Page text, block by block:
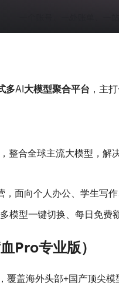
多AI大模型聚合平台 ，主
整合全球主流大模型，解
面向个人办公、学生写
模型一键切换、每日免
Pro专业版）
覆盖海外头部+国产顶尖模